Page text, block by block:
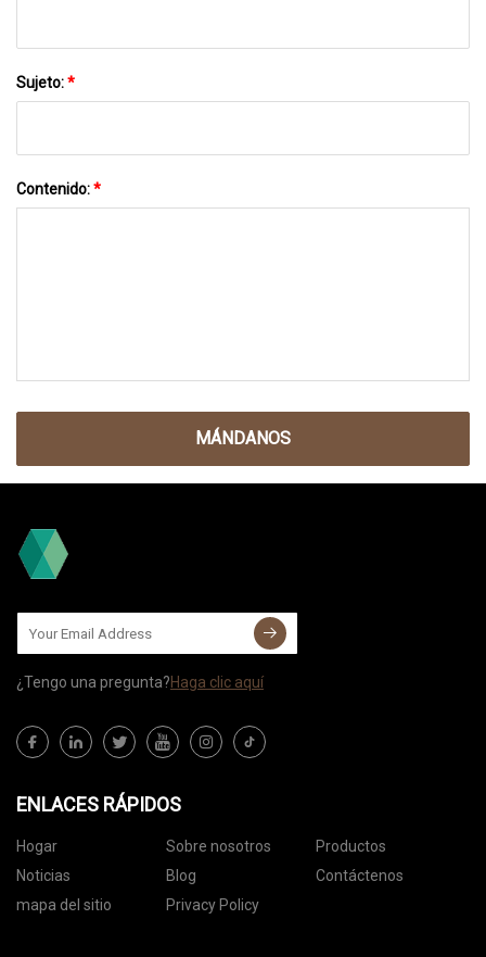
Sujeto:*
Contenido:*
MÁNDANOS
¿Tengo una pregunta?Haga clic aquí
ENLACES RÁPIDOS
Hogar Sobre nosotros
Productos
Noticias
Blog
Contáctenos
mapa del sitio
Privacy Policy